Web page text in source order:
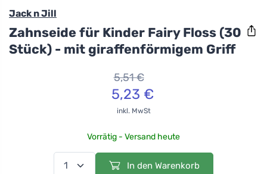
Jack n Jill
Zahnseide für Kinder Fairy Floss (30
Stück) - mit giraffenförmigem Griff
5,51 €
5,23 €
inkl. MwSt
Vorrätig - Versand heute
In den Warenkorb